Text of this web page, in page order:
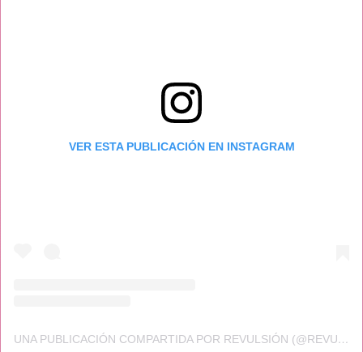
VER ESTA PUBLICACIÓN EN INSTAGRAM
UNA PUBLICACIÓN COMPARTIDA POR REVULSIÓN (@REVULSION.MX)